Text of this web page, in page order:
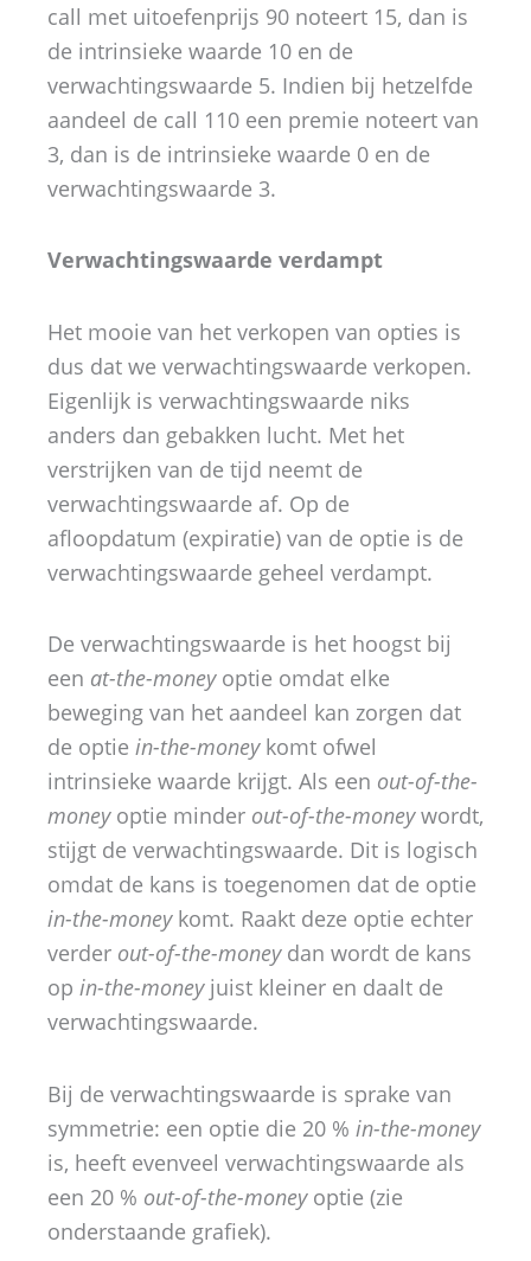
call met uitoefenprijs 90 noteert 15, dan is
de intrinsieke waarde 10 en de
verwachtingswaarde 5. Indien bij hetzelfde
aandeel de call 110 een premie noteert van
3, dan is de intrinsieke waarde 0 en de
verwachtingswaarde 3.
Verwachtingswaarde verdampt
Het mooie van het verkopen van opties is
dus dat we verwachtingswaarde verkopen.
Eigenlijk is verwachtingswaarde niks
anders dan gebakken lucht. Met het
verstrijken van de tijd neemt de
verwachtingswaarde af. Op de
afloopdatum (expiratie) van de optie is de
verwachtingswaarde geheel verdampt.
De verwachtingswaarde is het hoogst bij
een at-the-moneyoptie omdat elke
beweging van het aandeel kan zorgen dat
de optie in-the-moneykomt ofwel
intrinsieke waarde krijgt. Als een out-of-the-
moneyoptie minder out-of-the-moneywordt,
stijgt de verwachtingswaarde. Dit is logisch
omdat de kans is toegenomen dat de optie
in-the-moneykomt. Raakt deze optie echter
verder out-of-the-moneydan wordt de kans
op in-the-moneyjuist kleiner en daalt de
verwachtingswaarde.
Bij de verwachtingswaarde is sprake van
symmetrie: een optie die 20 % in-the-money
is, heeft evenveel verwachtingswaarde als
een 20 % out-of-the-moneyoptie (zie
onderstaande grafiek).